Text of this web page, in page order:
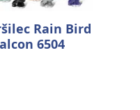
Rain Bird
6504